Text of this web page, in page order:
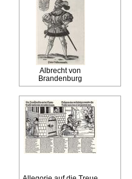
Albrecht von
Brandenburg